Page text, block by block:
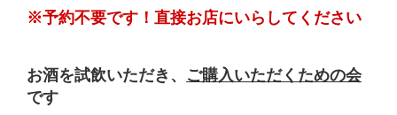
※予約不要です！直接お店にいらしてください
お酒を試飲いただき、 ご購入いただくための会
です